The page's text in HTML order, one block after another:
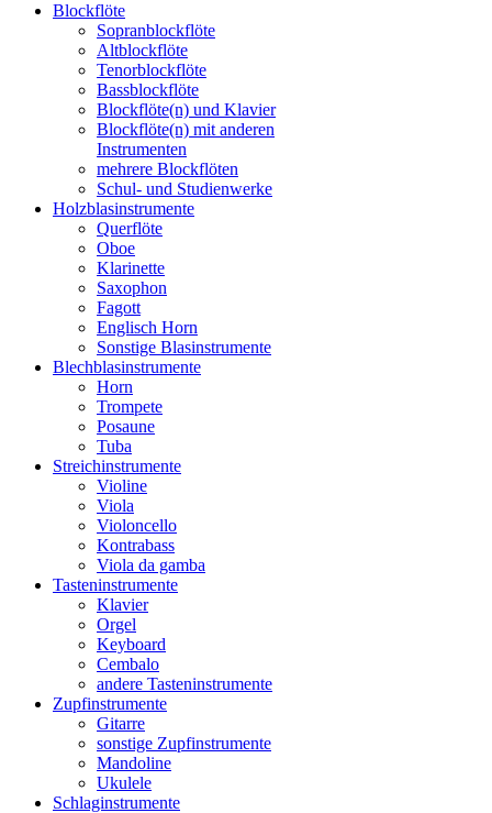
Blockflöte
Sopranblockflöte
Altblockflöte
Tenorblockflöte
Bassblockflöte
Blockflöte(n) und Klavier
Blockflöte(n) mit anderen
Instrumenten
mehrere Blockflöten
Schul- und Studienwerke
Holzblasinstrumente
Querflöte
Oboe
Klarinette
Saxophon
Fagott
Englisch Horn
Sonstige Blasinstrumente
Blechblasinstrumente
Horn
Trompete
Posaune
Tuba
Streichinstrumente
Violine
Viola
Violoncello
Kontrabass
Viola da gamba
Tasteninstrumente
Klavier
Orgel
Keyboard
Cembalo
andere Tasteninstrumente
Zupfinstrumente
Gitarre
sonstige Zupfinstrumente
Mandoline
Ukulele
Schlaginstrumente